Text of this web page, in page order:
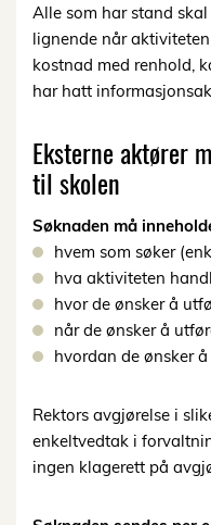
Alle som har stand
lignende når
kostnad med renhold,
har hatt
Eksterne aktører
til skolen
Søknaden må
hvem som søker
hva aktiviteten
hvor de ønsker å
når de ønsker å
hvordan de ønsker
Rektors avgjørelse i
enkeltvedtak i
ingen klagerett på